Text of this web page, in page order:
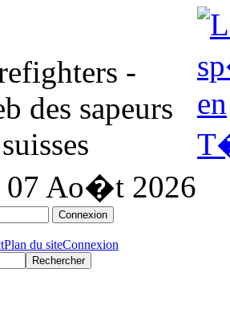
07 Ao�t 2026
Plan du siteConnexion